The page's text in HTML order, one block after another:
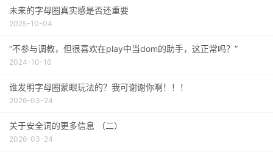
未来的字母圈真实感是否还重要
2025-10-04
“不参与调教，但很喜欢在play中当dom的助手，这正常吗？”
2024-10-16
谁发明字母圈蒙眼玩法的？我可谢谢你啊！！！
2026-03-24
关于安全词的更多信息 （二）
2026-03-24